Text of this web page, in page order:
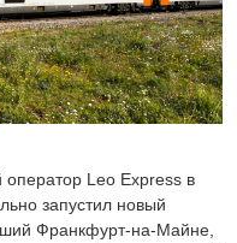
Leo Express в
запустил новый
Франкфурт-на-Майне,